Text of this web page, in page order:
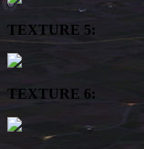
TEXTURE 5:
TEXTURE 6: